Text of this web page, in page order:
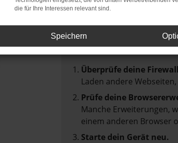
FEHLER:
Beim Laden ist ein Fehler
Hier sind ein paar Tipps, die
Überprüfe deine
Laden andere
Prüfe deine
Manche Erweiterungen,
einem anderen Browser
Starte dein Gerät neu.
die für Ihre Interessen relevant sind.
Speichern